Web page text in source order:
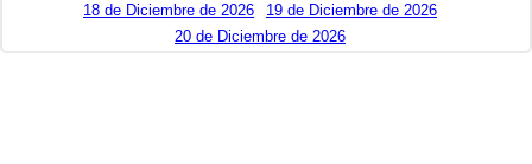
18 de Diciembre de 2026
19 de Diciembre de 2026
20 de Diciembre de 2026